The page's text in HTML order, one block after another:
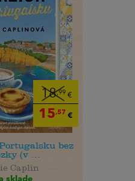
18,99 €
15,57 €
bez
(v ...
Caplin
sklade